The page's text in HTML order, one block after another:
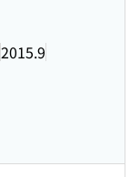
2015.9